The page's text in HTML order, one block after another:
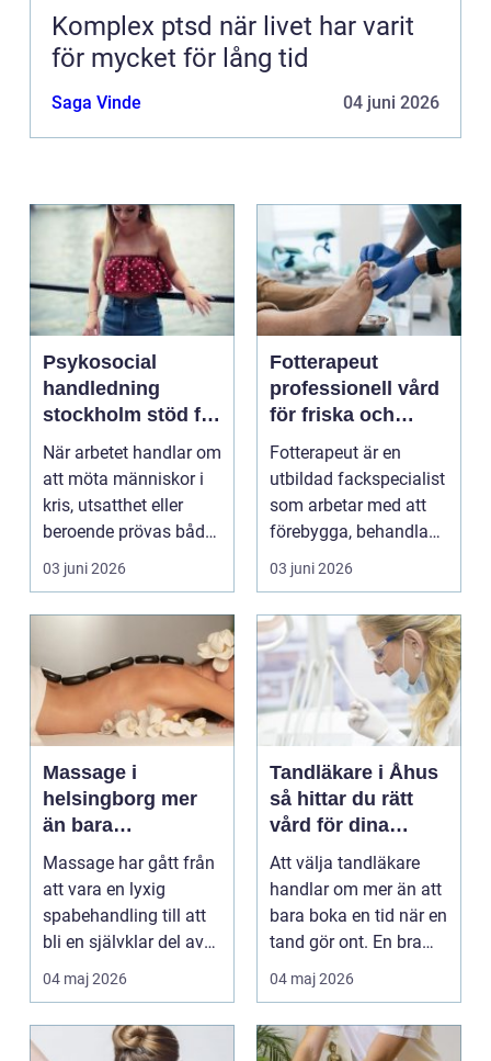
Komplex ptsd när livet har varit
för mycket för lång tid
Saga Vinde 04 juni 2026
Psykosocial
handledning
stockholm stöd för
hållbart arbete
med människor
När arbetet handlar om
att möta människor i
kris, utsatthet eller
beroende prövas både
yrkesrollen o...
03 juni 2026
Fotterapeut
professionell vård
för friska och
starkare fötter
Fotterapeut är en
utbildad fackspecialist
som arbetar med att
förebygga, behandla
och lindra problem...
03 juni 2026
Massage i
helsingborg mer
än bara
avkoppling
Massage har gått från
att vara en lyxig
spabehandling till att
bli en självklar del av
mångas vardag...
04 maj 2026
Tandläkare i Åhus
så hittar du rätt
vård för dina
tänder
Att välja tandläkare
handlar om mer än att
bara boka en tid när en
tand gör ont. En bra
tandvårdskli...
04 maj 2026